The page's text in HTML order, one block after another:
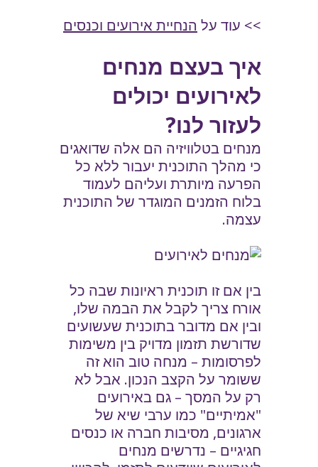
>> עוד על הנחיית אירועים וכנסים
איך בעצם מנחים
לאירועים יכולים
לעזור לנו?
מנחים בטלוויזיה הם אלה שדואגים
כי מהלך התוכנית יעבור ללא כל
הפרעה מיותרת ועליהם לעמוד
בלוח הזמנים המוגדר של התוכנית
עצמה.
בין אם זו תוכנית ראיונות שבה כל
אורח צריך לקבל את הבמה שלו,
ובין אם מדובר בתוכנית שעשועים
שדורשת תזמון מדויק בין משימות
לפרסומות – מנחה טוב הוא זה
ששומר על הקצב הנכון. אבל לא
רק על המסך – גם באירועים
"אמיתיים" כמו ערבי שיא של
ארגונים, מסיבות חברה או כנסים
חגיגיים – נדרשים מנחים